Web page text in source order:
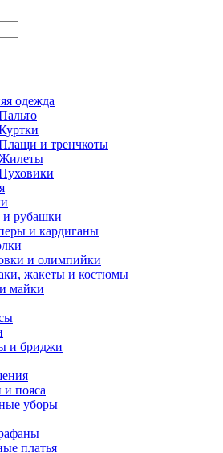
одежда
и тренчкоты
и рубашки
и кардиганы
и олимпийки
жакеты и костюмы
майки
и бриджи
пояса
уборы
платья